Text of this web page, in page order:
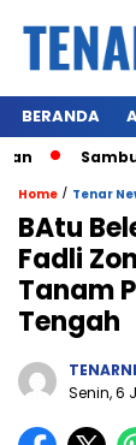
BERANDA
Sambut
Home / Tenar
BAtu
Fadli
Tanam
Tengah
Senin, 6